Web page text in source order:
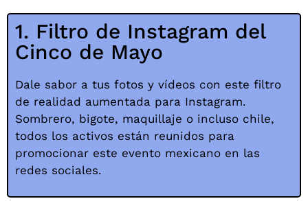
1. Filtro de Instagram del
Cinco de Mayo
Dale sabor a tus fotos y vídeos con este filtro
de realidad aumentada para Instagram.
Sombrero, bigote, maquillaje o incluso chile,
todos los activos están reunidos para
promocionar este evento mexicano en las
redes sociales.